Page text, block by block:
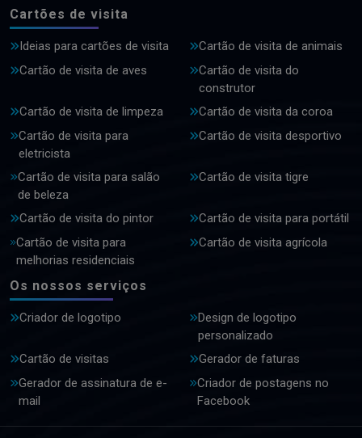
Cartões de visita
Ideias para cartões de visita
Cartão de visita de animais
Cartão de visita de aves
Cartão de visita do
construtor
Cartão de visita de limpeza
Cartão de visita da coroa
Cartão de visita para
eletricista
Cartão de visita desportivo
Cartão de visita para salão
de beleza
Cartão de visita tigre
Cartão de visita do pintor
Cartão de visita para portátil
Cartão de visita para
melhorias residenciais
Cartão de visita agrícola
Os nossos serviços
Criador de logotipo
Design de logotipo
personalizado
Cartão de visitas
Gerador de faturas
Gerador de assinatura de e-
mail
Criador de postagens no
Facebook